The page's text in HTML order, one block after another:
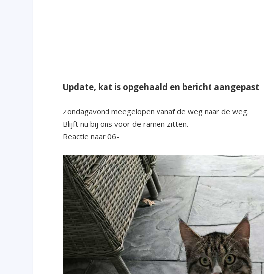
Update, kat is opgehaald en bericht aangepast
Zondagavond meegelopen vanaf de weg naar de weg.
Blijft nu bij ons voor de ramen zitten.
Reactie naar 06-